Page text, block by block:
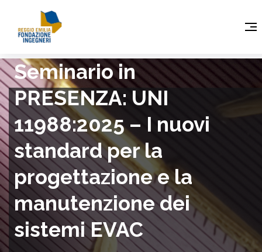
Seminario in
PRESENZA: UNI
11988:2025 – I nuovi
standard per la
progettazione e la
manutenzione dei
sistemi EVAC